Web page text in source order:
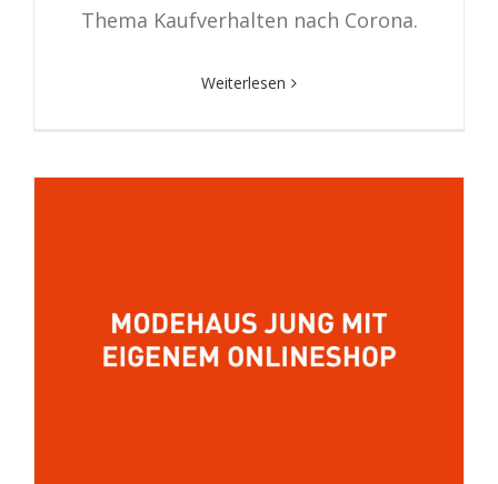
Thema Kaufverhalten nach Corona.
Weiterlesen